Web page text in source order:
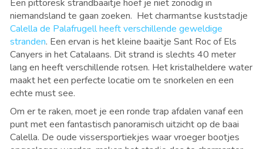
Een pittoresk strandbaaitje hoef je niet zonodig in
niemandsland te gaan zoeken. Het charmantse kuststadje
Calella de Palafrugell heeft verschillende geweldige
stranden. Een ervan is het kleine baaitje Sant Roc of Els
Canyers in het Catalaans. Dit strand is slechts 40 meter
lang en heeft verschillende rotsen. Het kristalheldere water
maakt het een perfecte locatie om te snorkelen en een
echte must see.
Om er te raken, moet je een ronde trap afdalen vanaf een
punt met een fantastisch panoramisch uitzicht op de baai
Calella. De oude vissersportiekjes waar vroeger bootjes